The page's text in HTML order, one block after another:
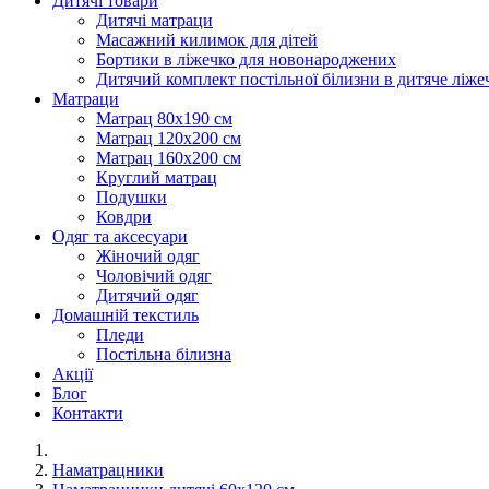
Дитячі матраци
Масажний килимок для дітей
Бортики в ліжечко для новонароджених
Дитячий комплект постільної білизни в дитяче
Матраци
Матрац 80х190 см
Матрац 120х200 см
Матрац 160х200 см
Круглий матрац
Подушки
Ковдри
Одяг та аксесуари
Жіночий одяг
Чоловічий одяг
Дитячий одяг
Домашній текстиль
Пледи
Постільна білизна
Акції
Блог
Контакти
Наматрацники